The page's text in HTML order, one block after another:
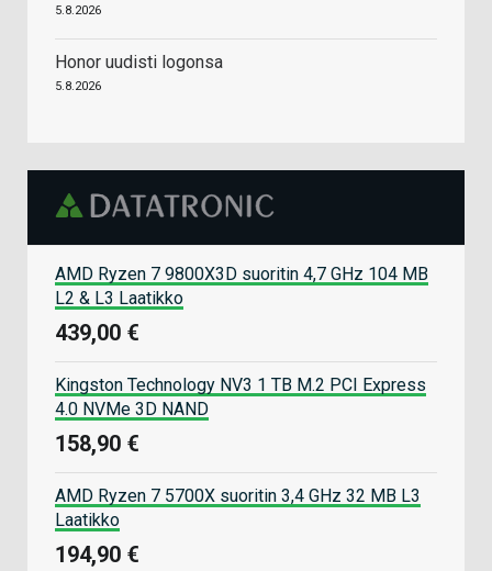
5.8.2026
Honor uudisti logonsa
5.8.2026
AMD Ryzen 7 9800X3D suoritin 4,7 GHz 104 MB
L2 & L3 Laatikko
439,00 €
Kingston Technology NV3 1 TB M.2 PCI Express
4.0 NVMe 3D NAND
158,90 €
AMD Ryzen 7 5700X suoritin 3,4 GHz 32 MB L3
Laatikko
194,90 €